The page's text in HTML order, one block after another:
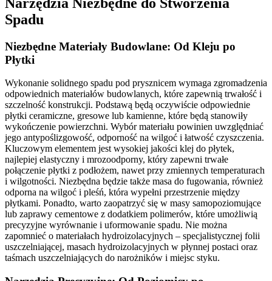
Spadu
Niezbędne Materiały Budowlane: Od Kleju po
Płytki
Wykonanie solidnego spadu pod prysznicem wymaga zgromadzenia
odpowiednich materiałów budowlanych, które zapewnią trwałość i
szczelność konstrukcji. Podstawą będą oczywiście odpowiednie
płytki ceramiczne, gresowe lub kamienne, które będą stanowiły
wykończenie powierzchni. Wybór materiału powinien uwzględniać
jego antypoślizgowość, odporność na wilgoć i łatwość czyszczenia.
Kluczowym elementem jest wysokiej jakości klej do płytek,
najlepiej elastyczny i mrozoodporny, który zapewni trwałe
połączenie płytki z podłożem, nawet przy zmiennych temperaturach
i wilgotności. Niezbędna będzie także masa do fugowania, również
odporna na wilgoć i pleśń, która wypełni przestrzenie między
płytkami. Ponadto, warto zaopatrzyć się w masy samopoziomujące
lub zaprawy cementowe z dodatkiem polimerów, które umożliwią
precyzyjne wyrównanie i uformowanie spadu. Nie można
zapomnieć o materiałach hydroizolacyjnych – specjalistycznej folii
uszczelniającej, masach hydroizolacyjnych w płynnej postaci oraz
taśmach uszczelniających do narożników i miejsc styku.